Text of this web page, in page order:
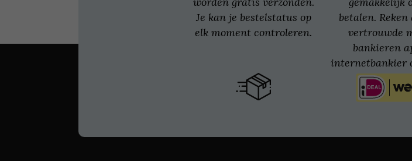
Je kan je bestelstatus op
elk moment controleren.
betalen.
vertrouwde
bankieren
internetbankier
van jouw